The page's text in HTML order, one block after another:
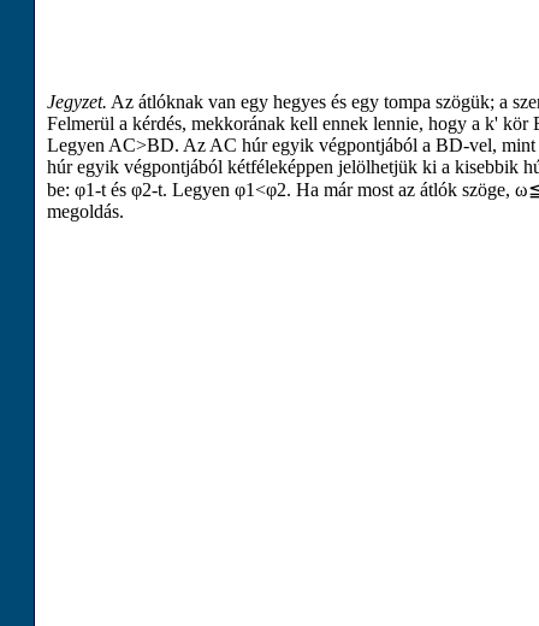
Jegyzet. Az átlóknak van egy hegyes és egy tompa szögük; a
Felmerül a kérdés, mekkorának kell ennek lennie, hogy a k' kör
Legyen AC>BD. Az AC húr egyik végpontjából a BD-vel, mint
húr egyik végpontjából kétféleképpen jelölhetjük ki a kisebbik
be: φ1-t és φ2-t. Legyen φ1<φ2. Ha már most az átlók szöge, ω
megoldás.